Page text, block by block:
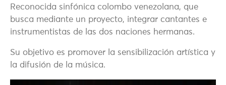
Reconocida sinfónica colombo venezolana, que
busca mediante un proyecto, integrar cantantes e
instrumentistas de las dos naciones hermanas.
Su objetivo es promover la sensibilización artística y
la difusión de la música.